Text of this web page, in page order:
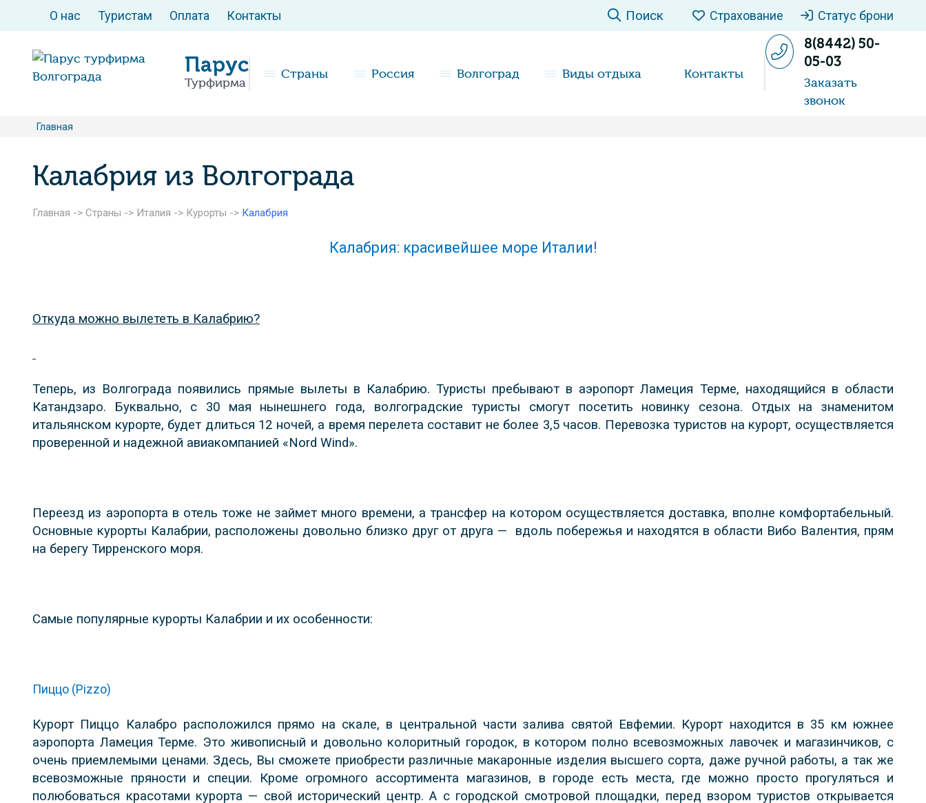
О нас Туристам Оплата Контакты Поиск Страхование Статус брони
Парус
Турфирма
Страны Россия Волгоград Виды отдыха Контакты
8(8442) 50-
05-03
Заказать
звонок
Главная
Калабрия из Волгограда
Главная ->Страны -> Италия -> Курорты -> Калабрия
Калабрия: красивейшее море Италии!
Откуда можно вылететь в Калабрию?
Теперь, из Волгограда появились прямые вылеты в Калабрию. Туристы пребывают в аэропорт Ламеция Терме, находящийся в области
Катандзаро. Буквально, с 30 мая нынешнего года, волгоградские туристы смогут посетить новинку сезона. Отдых на знаменитом
итальянском курорте, будет длиться 12 ночей, а время перелета составит не более 3,5 часов. Перевозка туристов на курорт, осуществляется
проверенной и надежной авиакомпанией «Nord Wind».
Переезд из аэропорта в отель тоже не займет много времени, а трансфер на котором осуществляется доставка, вполне комфортабельный.
Основные курорты Калабрии, расположены довольно близко друг от друга —
вдоль побережья и находятся в области Вибо Валентия, прям
на берегу Тирренского моря.
Самые популярные курорты Калабрии и их особенности:
Пиццо (Pizzo)
Курорт Пиццо Калабро расположился прямо на скале, в центральной части залива святой Евфемии. Курорт находится в 35 км южнее
аэропорта Ламеция Терме. Это живописный и довольно колоритный городок, в котором полно всевозможных лавочек и магазинчиков, с
очень приемлемыми ценами. Здесь, Вы сможете приобрести различные макаронные изделия высшего сорта, даже ручной работы, а так же
всевозможные пряности и специи. Кроме огромного ассортимента магазинов, в городе есть места, где можно просто прогуляться и
полюбоваться красотами курорта — свой исторический центр. А с городской смотровой площадки, перед взором туристов открывается